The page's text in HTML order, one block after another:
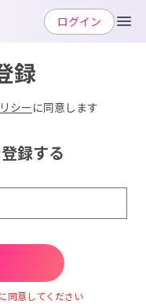
録
シーに同意します
録する
同意してください
ログイン